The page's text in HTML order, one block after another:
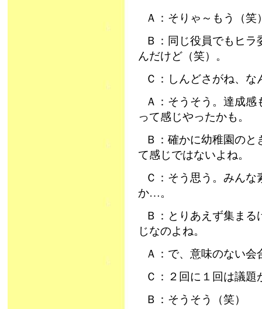
Ａ：そりゃ～もう（笑
Ｂ：同じ役員でもヒ
んだけど（笑）。
Ｃ：しんどさがね、
Ａ：そうそう。達成
って感じやったかも。
Ｂ：確かに幼稚園の
て感じではないよね。
Ｃ：そう思う。みん
か…。
Ｂ：とりあえず集ま
じなのよね。
Ａ：で、意味のない
Ｃ：２回に１回は議
Ｂ：そうそう（笑）